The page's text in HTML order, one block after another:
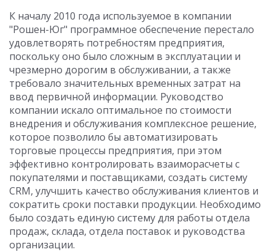
К началу 2010 года используемое в компании
"Рошен-Юг" программное обеспечение перестало
удовлетворять потребностям предприятия,
поскольку оно было сложным в эксплуатации и
чрезмерно дорогим в обслуживании, а также
требовало значительных временных затрат на
ввод первичной информации. Руководство
компании искало оптимальное по стоимости
внедрения и обслуживания комплексное решение,
которое позволило бы автоматизировать
торговые процессы предприятия, при этом
эффективно контролировать взаиморасчеты с
покупателями и поставщиками, создать систему
CRM, улучшить качество обслуживания клиентов и
сократить сроки поставки продукции. Необходимо
было создать единую систему для работы отдела
продаж, склада, отдела поставок и руководства
организации.